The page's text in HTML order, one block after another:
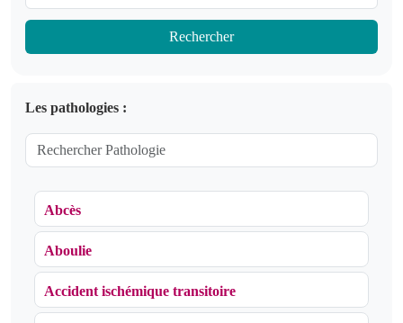
Rechercher
Les pathologies :
Abcès
Aboulie
Accident ischémique transitoire